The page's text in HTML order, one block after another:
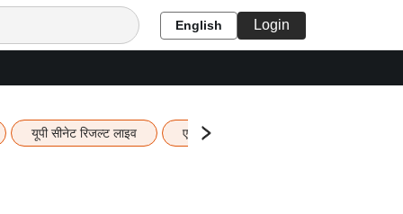
English Login
यूपी सीनेट रिजल्ट लाइव एचबीएसई 12वीं का रिजल्ट लाइव